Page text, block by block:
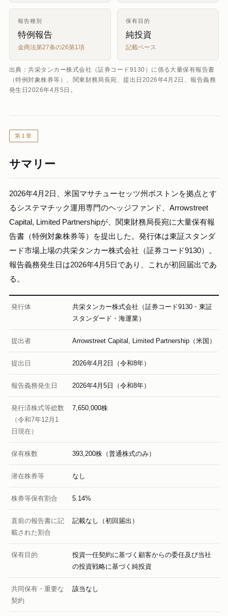
報告種別
特例報告
金商法第27条の26第1項
保有目的
純投資
記載ベース
出典：共栄タンカー株式会社（証券コード9130）に係る大量保有報告書
（特例対象株券等）、関東財務局長宛、提出日2026年4月2日、報告義務
発生日2026年4月5日。
第1章
サマリー
2026年4月2日、米国マサチューセッツ州ボストンを拠点とす
るシステマチック運用専門のヘッジファンド、Arrowstreet
Capital, Limited Partnershipが、関東財務局長宛に大量保有報
告書（特例対象株券等）を提出した。発行体は東証スタンダ
ード市場上場の共栄タンカー株式会社（証券コード9130）。
報告義務発生日は2026年4月5日であり、これが初回届出であ
る。
発行体
共栄タンカー株式会社（証券コード9130・東証
スタンダード・海運業）
提出者 Arrowstreet Capital, Limited Partnership（米国）
提出日 2026年4月2日（令和8年）
報告義務発生日 2026年4月5日（令和8年）
発行済株式等総数
（令和7年12月1
日現在）
7,650,000株
保有株数 393,200株（普通株式のみ）
潜在株券等 なし
株券等保有割合 5.14%
直前の報告書に記
載された割合
記載なし（初回届出）
保有目的
投資一任契約に基づく顧客からの委任及び当社
の投資戦略に基づく純投資
共同保有・重要な
契約
該当なし